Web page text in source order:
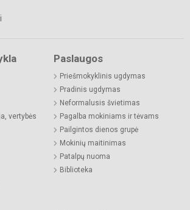
vertybės
Paslaugos
Priešmokyklinis ugdymas
Pradinis ugdymas
Neformalusis švietimas
Pagalba mokiniams ir tėvams
Pailgintos dienos grupė
Mokinių maitinimas
Patalpų nuoma
Biblioteka